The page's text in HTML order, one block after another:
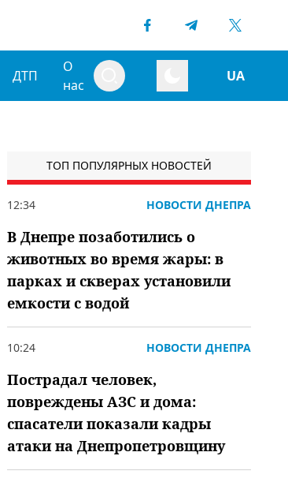
ДТП
О
нас
UA
ТОП ПОПУЛЯРНЫХ НОВОСТЕЙ
12:34 НОВОСТИ ДНЕПРА
В Днепре позаботились о
животных во время жары: в
парках и скверах установили
емкости с водой
10:24 НОВОСТИ ДНЕПРА
Пострадал человек,
повреждены АЗС и дома:
спасатели показали кадры
атаки на Днепропетровщину